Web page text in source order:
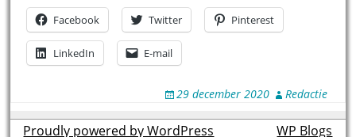
Facebook Twitter Pinterest
LinkedIn E-mail
29 december 2020 Redactie
Proudly powered by WordPress theme byWP Blogs